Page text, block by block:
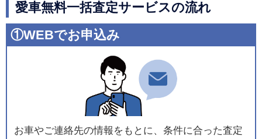
愛車無料一括査定サービスの流れ
①WEBでお申込み
お車やご連絡先の情報をもとに、条件に合った査定